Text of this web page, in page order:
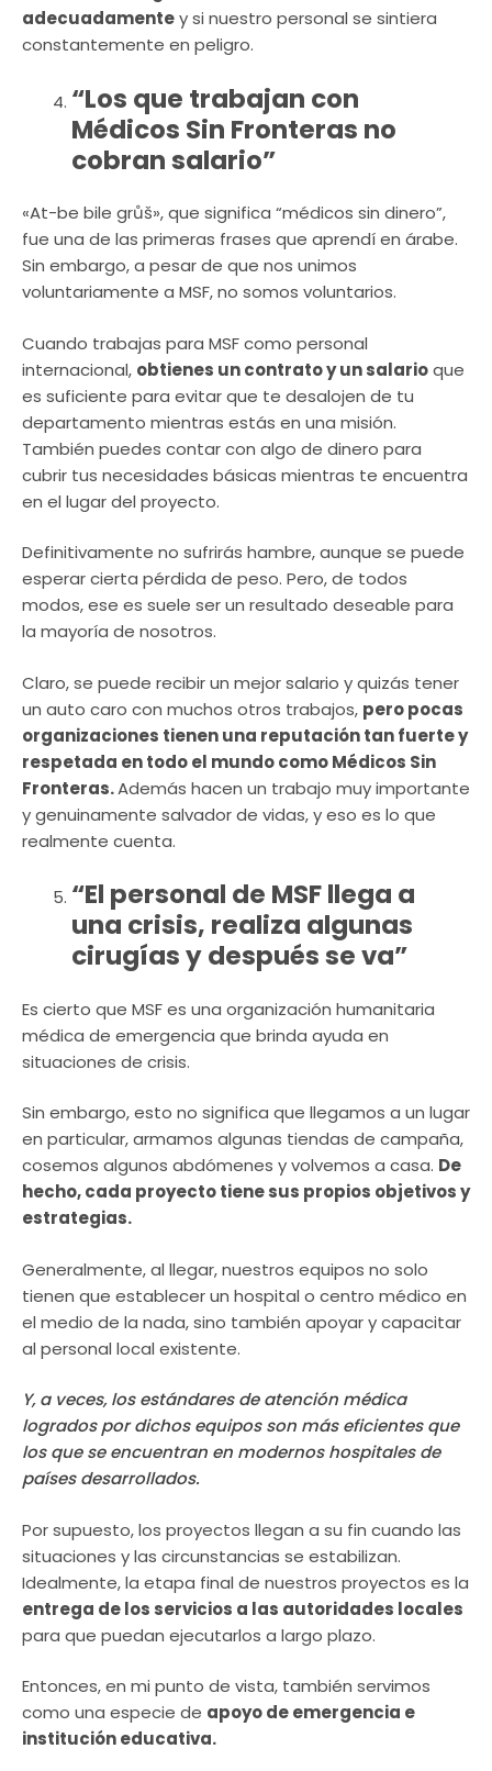
adecuadamentey si nuestro personal se sintiera
constantemente en peligro.
“Los que trabajan con
Médicos Sin Fronteras no
cobran salario”
«At-be bile grůš», que significa “médicos sin dinero”,
fue una de las primeras frases que aprendí en árabe.
Sin embargo, a pesar de que nos unimos
voluntariamente a MSF, no somos voluntarios.
Cuando trabajas para MSF como personal
internacional, obtienes un contrato y un salarioque
es suficiente para evitar que te desalojen de tu
departamento mientras estás en una misión.
También puedes contar con algo de dinero para
cubrir tus necesidades básicas mientras te encuentra
en el lugar del proyecto.
Definitivamente no sufrirás hambre, aunque se puede
esperar cierta pérdida de peso. Pero, de todos
modos, ese es suele ser un resultado deseable para
la mayoría de nosotros.
Claro, se puede recibir un mejor salario y quizás tener
un auto caro con muchos otros trabajos, pero pocas
organizaciones tienen una reputación tan fuerte y
respetada en todo el mundo como Médicos Sin
Fronteras.Además hacen un trabajo muy importante
y genuinamente salvador de vidas, y eso es lo que
realmente cuenta.
“El personal de MSF llega a
una crisis, realiza algunas
cirugías y después se va”
Es cierto que MSF es una organización humanitaria
médica de emergencia que brinda ayuda en
situaciones de crisis.
Sin embargo, esto no significa que llegamos a un lugar
en particular, armamos algunas tiendas de campaña,
cosemos algunos abdómenes y volvemos a casa. De
hecho, cada proyecto tiene sus propios objetivos y
estrategias.
Generalmente, al llegar, nuestros equipos no solo
tienen que establecer un hospital o centro médico en
el medio de la nada, sino también apoyar y capacitar
al personal local existente.
Y, a veces, los estándares de atención médica
logrados por dichos equipos son más eficientes que
los que se encuentran en modernos hospitales de
países desarrollados.
Por supuesto, los proyectos llegan a su fin cuando las
situaciones y las circunstancias se estabilizan.
Idealmente, la etapa final de nuestros proyectos es la
entrega de los servicios a las autoridades locales
para que puedan ejecutarlos a largo plazo.
Entonces, en mi punto de vista, también servimos
como una especie de apoyo de emergencia e
institución educativa.